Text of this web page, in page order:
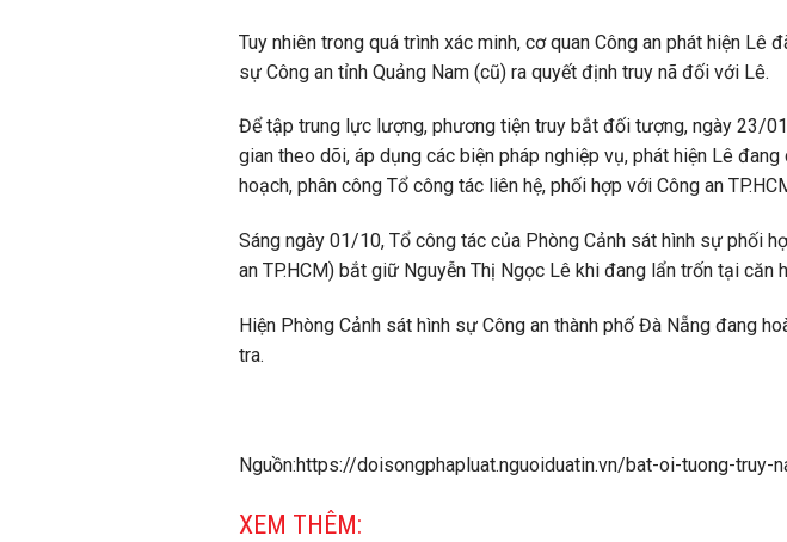
Tuy nhiên trong quá trình xác minh, cơ quan Công an phát hiện
sự Công an tỉnh Quảng Nam (cũ) ra quyết định truy nã đối với Lê.
Để tập trung lực lượng, phương tiện truy bắt đối tượng, ngày 23/
gian theo dõi, áp dụng các biện pháp nghiệp vụ, phát hiện Lê
hoạch, phân công Tổ công tác liên hệ, phối hợp với Công an
Sáng ngày 01/10, Tổ công tác của Phòng Cảnh sát hình sự phối
an TP.HCM) bắt giữ Nguyễn Thị Ngọc Lê khi đang lẩn trốn tại căn
Hiện Phòng Cảnh sát hình sự Công an thành phố Đà Nẵng đang
tra.
Nguồn:https://doisongphapluat.nguoiduatin.vn/bat-oi-tuong-
XEM THÊM: